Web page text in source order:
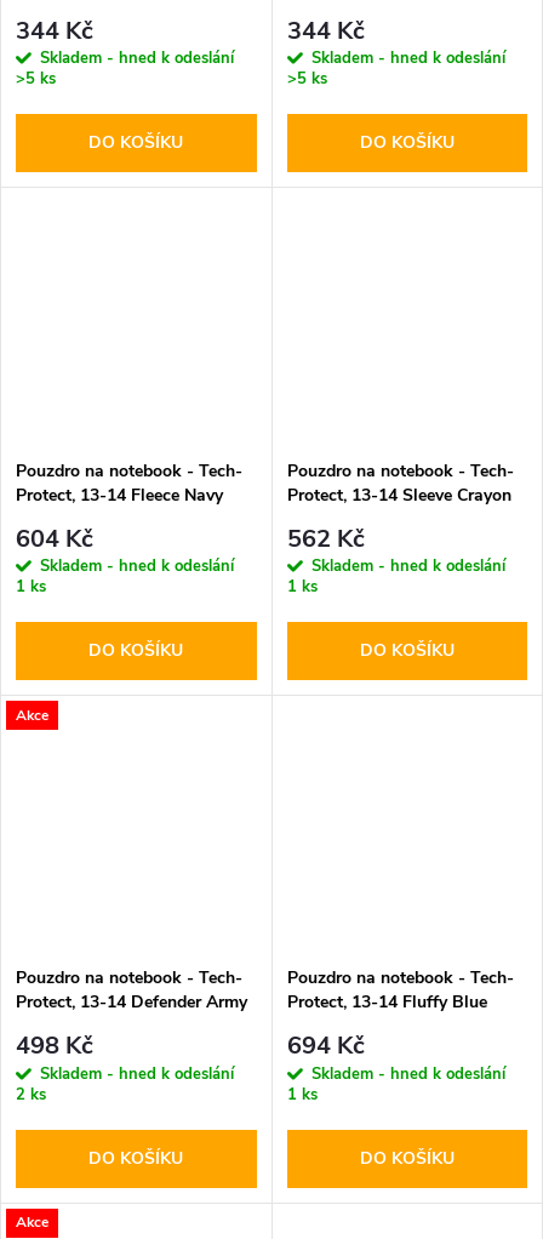
344 Kč
Skladem - hned k odeslání
>5 ks
DO KOŠÍKU
344 Kč
Skladem - hned k odeslání
>5 ks
DO KOŠÍKU
Pouzdro na notebook - Tech-
Protect, 13-14 Fleece Navy
604 Kč
Skladem - hned k odeslání
1 ks
DO KOŠÍKU
Pouzdro na notebook - Tech-
Protect, 13-14 Sleeve Crayon
562 Kč
Skladem - hned k odeslání
1 ks
DO KOŠÍKU
Akce
Pouzdro na notebook - Tech-
Protect, 13-14 Defender Army
498 Kč
Skladem - hned k odeslání
2 ks
DO KOŠÍKU
Pouzdro na notebook - Tech-
Protect, 13-14 Fluffy Blue
694 Kč
Skladem - hned k odeslání
1 ks
DO KOŠÍKU
Akce